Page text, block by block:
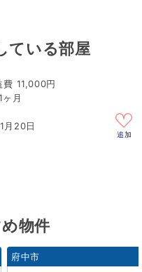
ている部屋
11,000円
月
月20日
追加
物件
府中市